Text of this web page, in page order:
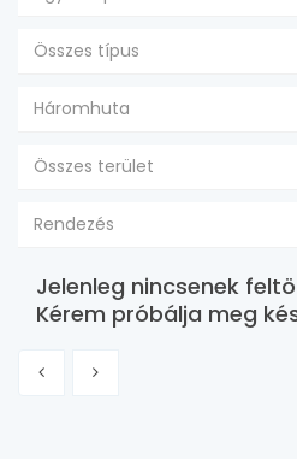
Összes típus
Háromhuta
Összes terület
Rendezés
Jelenleg nincsenek
Kérem próbálja meg